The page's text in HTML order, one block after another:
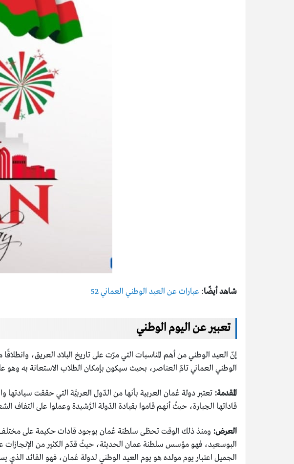
شاهد أيضًا: عبارات عن العيد الوطني العماني 52
تعبير عن اليوم الوطني
إنّ العيد الوطني من أهم المناسبات التي مرّت على تاريخ البلاد العريق،
الوطني العماني تامّ العناصر، بحيث سيكون بإمكان الطلاب الاستعانة به وهو
المقدمة: تعتبر دولة عُمان العربية بأنها من الدّول العربيَّة التي حققت سيادتها
قاداتها الجبارة، حيثُ أنهم قاموا بقيادة الدّولة الرَّشيدة وعملوا على التفاف
العرض: ومنذ ذلك الوقت تحظى سلطنة عُمان بوجود قادات حكيمة على
البوسعيد، فهو مؤسس سلطنة عمان الحديثة، حيثُ قدّم الكثير من
الجميل اعتبار يوم مولده هو يوم العيد الوطني لدولة عُمان، فهو القائد